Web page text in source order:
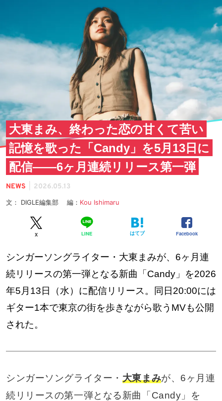
大東まみ、終わった恋の甘くて苦い
記憶を歌った「Candy」を5月13日に
配信——6ヶ月連続リリース第一弾
NEWS 2026.05.13
文： DIGLE編集部 編： Kou Ishimaru
X LINE はてブ Facebook
シンガーソングライター・大東まみが、6ヶ月連
続リリースの第一弾となる新曲「Candy」を2026
年5月13日（水）に配信リリース。同日20:00には
ギター1本で東京の街を歩きながら歌うMVも公開
された。
シンガーソングライター・ 大東まみが、6ヶ月連
続リリースの第一弾となる新曲「Candy」を